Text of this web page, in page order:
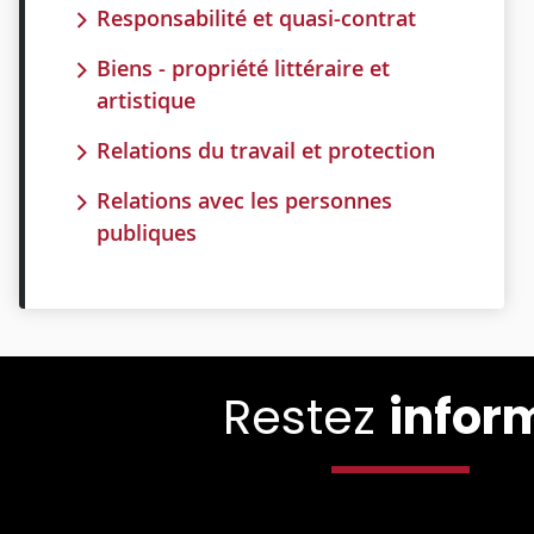
Responsabilité et quasi-contrat
Biens - propriété littéraire et
artistique
Relations du travail et protection
Relations avec les personnes
publiques
Restez